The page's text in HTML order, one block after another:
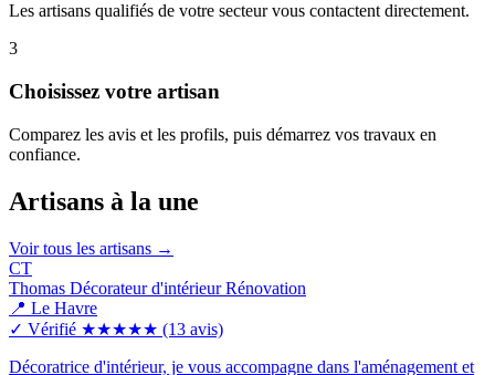
Les artisans qualifiés de votre secteur vous contactent directement.
3
Choisissez votre artisan
Comparez les avis et les profils, puis démarrez vos travaux en
confiance.
Artisans à la une
Voir tous les artisans →
CT
Thomas Décorateur d'intérieur Rénovation
📍 Le Havre
✓ Vérifié ★★★★★ (13 avis)
Décoratrice d'intérieur, je vous accompagne dans l'aménagement et